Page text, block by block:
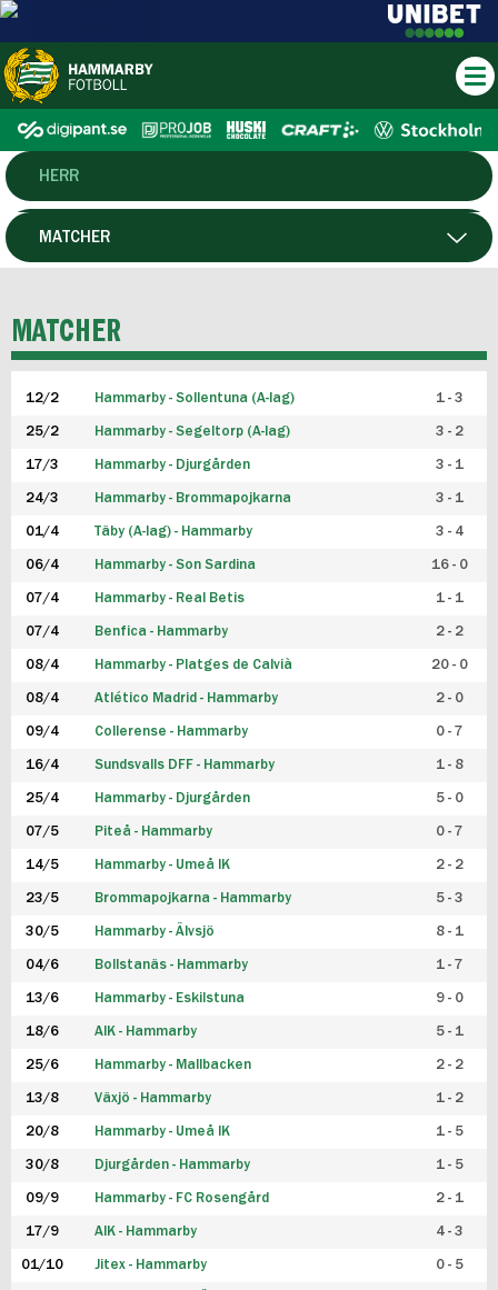
HERR
DAM
P19
F19
FUTSAL HERR
FUTSAL DAM
MATCHER
MATCHER
12/2 Hammarby - Sollentuna (A-lag) 1 - 3
25/2 Hammarby - Segeltorp (A-lag) 3 - 2
17/3 Hammarby - Djurgården 3 - 1
24/3 Hammarby - Brommapojkarna 3 - 1
01/4 Täby (A-lag) - Hammarby 3 - 4
06/4 Hammarby - Son Sardina 16 - 0
07/4 Hammarby - Real Betis 1 - 1
07/4 Benfica - Hammarby 2 - 2
08/4 Hammarby - Platges de Calvià 20 - 0
08/4 Atlético Madrid - Hammarby 2 - 0
09/4 Collerense - Hammarby 0 - 7
16/4 Sundsvalls DFF - Hammarby 1 - 8
25/4 Hammarby - Djurgården 5 - 0
07/5 Piteå - Hammarby 0 - 7
14/5 Hammarby - Umeå IK 2 - 2
23/5 Brommapojkarna - Hammarby 5 - 3
30/5 Hammarby - Älvsjö 8 - 1
04/6 Bollstanäs - Hammarby 1 - 7
13/6 Hammarby - Eskilstuna 9 - 0
18/6 AIK - Hammarby 5 - 1
25/6 Hammarby - Mallbacken 2 - 2
13/8 Växjö - Hammarby 1 - 2
20/8 Hammarby - Umeå IK 1 - 5
30/8 Djurgården - Hammarby 1 - 5
09/9 Hammarby - FC Rosengård 2 - 1
17/9 AIK - Hammarby 4 - 3
01/10 Jitex - Hammarby 0 - 5